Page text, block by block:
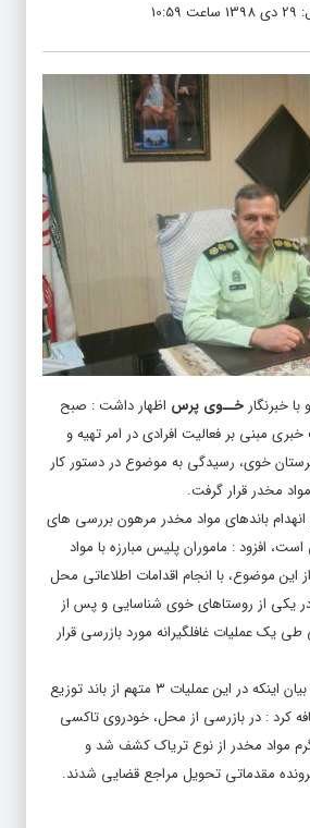
خبرنگارخــوی پرس اظهار داشت : صبح
مبنی بر فعالیت افرادی در امر تهیه و
خوی، رسیدگی به موضوع در دستور کار
مخدر قرار گرفت.
باندهای مواد مخدر مرهون بررسی های
افزود : ماموران پلیس مبارزه با مواد
موضوع، با انجام اقدامات اطلاعاتی محل
در یکی از روستاهای خوی شناسایی و پس از
یک عملیات غافلگیرانه مورد بازرسی قرار
فرمانده انتظامی خوی با بیان اینکه در این عملیات ۳ متهم از باند توزیع
کرد : در بازرسی از محل، خودروی تاکسی
و ۱۰ کیلو و ۳۳۰ گرم مواد مخدر از نوع تریاک کشف شد و
مقدماتی تحویل مراجع قضایی شدند.